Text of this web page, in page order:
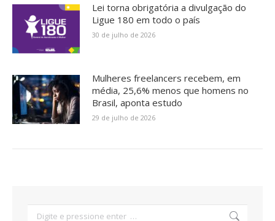
Lei torna obrigatória a divulgação do
Ligue 180 em todo o país
30 de julho de 2026
Mulheres freelancers recebem, em
média, 25,6% menos que homens no
Brasil, aponta estudo
29 de julho de 2026